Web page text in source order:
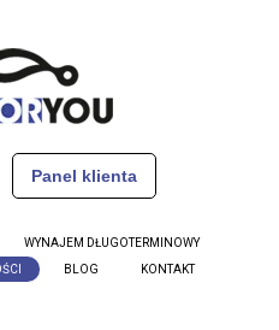
Panel klienta
WYNAJEM DŁUGOTERMINOWY
BLOG KONTAKT